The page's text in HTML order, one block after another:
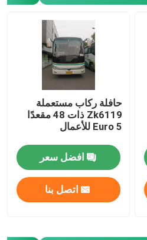
حافلة ركاب مستعملة
Zk6119 ذات 48 مقعدًا
Euro 5 للأعمال
افضل سعر
اتصل بنا